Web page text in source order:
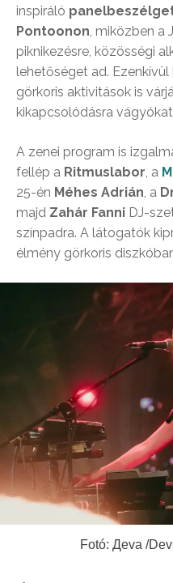
inspiráló
Pontoonon, miközben a
piknikezésre, közösségi
lehetőséget ad. Ezenkívül
görkoris aktivitások is
kikapcsolódásra
A zenei program is
fellép a Ritmuslabor, a
25-én Méhes Adrián, a
majd Zahár Fanni DJ-
színpadra. A látogatók
élmény görkoris
Fotó: Дeva /